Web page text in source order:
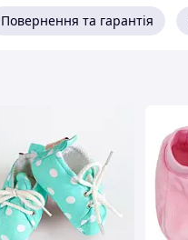
Повернення та гарантія